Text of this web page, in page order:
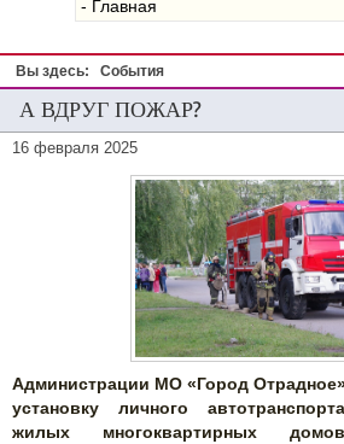
Вы здесь: События
А ВДРУГ ПОЖАР?
16 февраля 2025
Администрации МО «Город
установку личного
жилых многоквартирных